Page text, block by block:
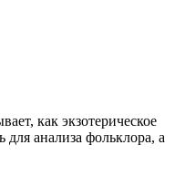
как экзотерическое
для анализа фольклора, а